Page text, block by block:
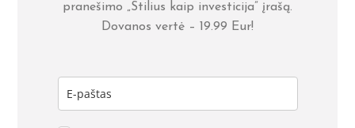
pranešimo „Stilius kaip investicija” įrašą.
Dovanos vertė – 19.99 Eur!